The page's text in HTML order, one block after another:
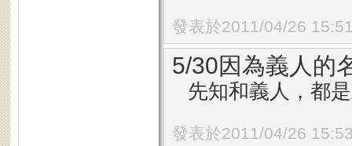
發表於2011/04/26
5/30因為義人的
先知和義人，都
發表於2011/04/26